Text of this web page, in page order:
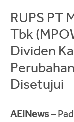
RUPS PT
Tbk
Dividen
Disetujui
AEINews–